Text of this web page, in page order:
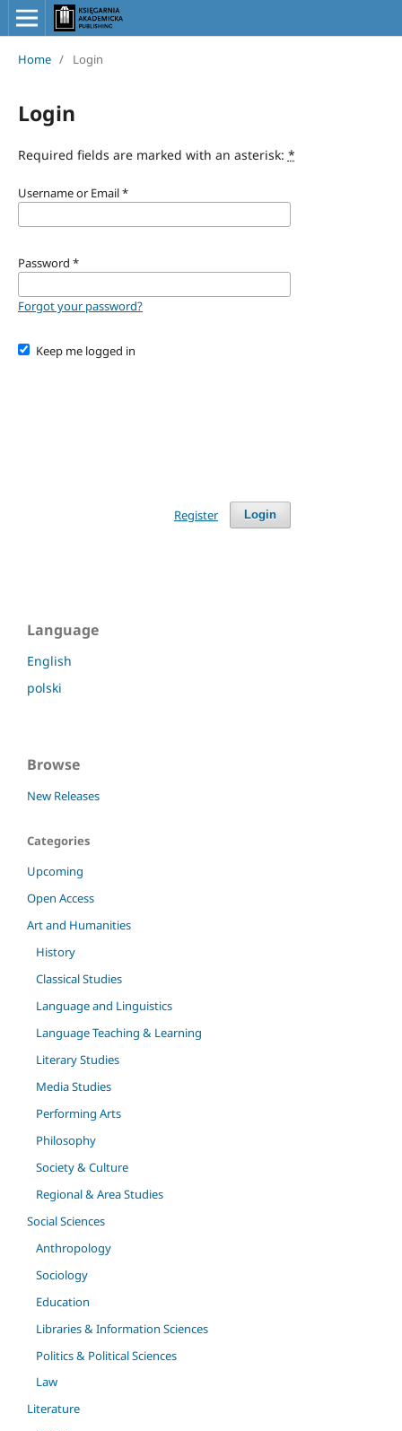
Home / Login
Login
Required fields are marked with an asterisk: *
Username or Email*
Password *
Forgot your password?
Keep me logged in
Login
Register
Language
English
polski
Browse
New Releases
Categories
Upcoming
Open Access
Art and Humanities
History
Classical Studies
Language and Linguistics
Language Teaching & Learning
Literary Studies
Media Studies
Performing Arts
Philosophy
Society & Culture
Regional & Area Studies
Social Sciences
Anthropology
Sociology
Education
Libraries & Information Sciences
Politics & Political Sciences
Law
Literature